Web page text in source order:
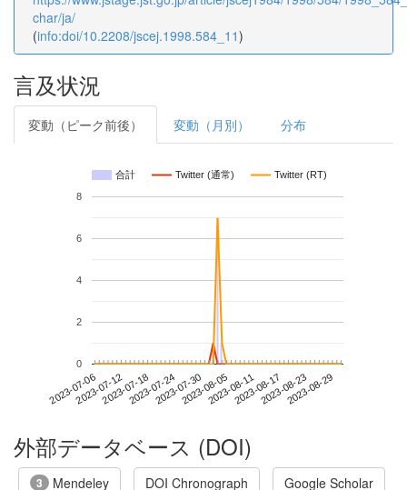
char/ja/
(info:doi/10.2208/jscej.1998.584_11)
言及状況
変動（ピーク前後） 変動（月別） 分布
合計 Twitter (通常) Twitter (RT)
2023-07-062023-07-122023-07-182023-07-242023-07-302023-08-052023-08-112023-08-172023-08-232023-08-29
0
2
4
6
8
外部データベース (DOI)
3 Mendeley DOI Chronograph Google Scholar